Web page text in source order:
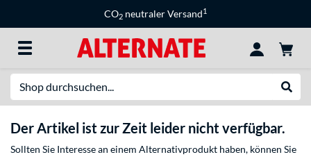
CO2 neutraler Versand1
Der Artikel ist zur Zeit leider nicht verfügbar.
Sollten Sie Interesse an einem Alternativprodukt haben, können Sie